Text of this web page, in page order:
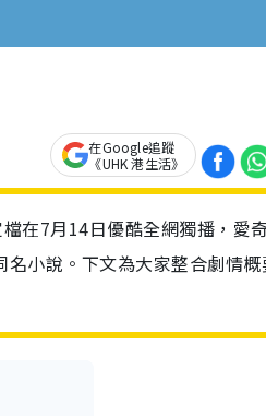
在Google追蹤
《UHK 港生活》
在7月14日優酷全網獨播，愛
小說。下文為大家整合劇情概